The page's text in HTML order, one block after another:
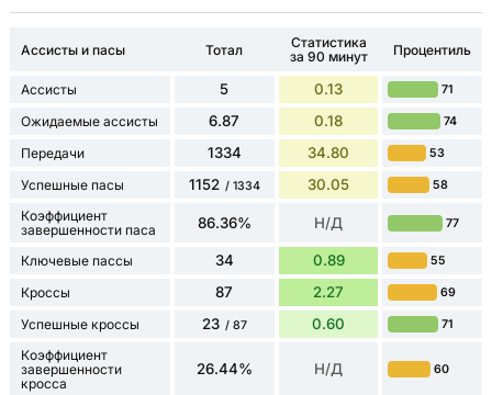
Ассисты и пасы Тотал
Статистика
за 90 минут
Процентиль
Ассисты 5 0.13 71
Ожидаемые ассисты 6.87 0.18 74
Передачи 1334 34.80 53
Успешные пасы 1152 / 1334 30.05 58
Коэффициент
завершенности паса
86.36% Н/Д 77
Ключевые пассы 34 0.89 55
Кроссы 87 2.27 69
Успешные кроссы 23 / 87 0.60 71
Коэффициент
завершенности
кросса
26.44% Н/Д 60